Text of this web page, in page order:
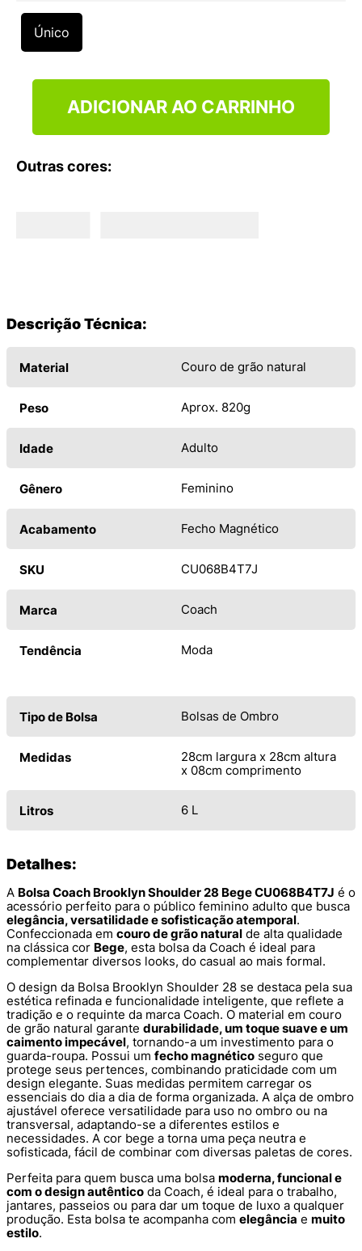
Único
ADICIONAR AO CARRINHO
Outras cores:
Descrição Técnica:
Material Couro de grão natural
Peso Aprox. 820g
Idade Adulto
Gênero Feminino
Acabamento Fecho Magnético
SKU CU068B4T7J
Marca Coach
Tendência Moda
Tipo de Bolsa Bolsas de Ombro
Medidas
28cm largura x 28cm altura
x 08cm comprimento
Litros 6 L
Detalhes:
A Bolsa Coach Brooklyn Shoulder 28 Bege CU068B4T7J é o
acessório perfeito para o público feminino adulto que busca
elegância, versatilidade e sofisticação atemporal.
Confeccionada em couro de grão natural de alta qualidade
na clássica cor Bege, esta bolsa da Coach é ideal para
complementar diversos looks, do casual ao mais formal.
O design da Bolsa Brooklyn Shoulder 28 se destaca pela sua
estética refinada e funcionalidade inteligente, que reflete a
tradição e o requinte da marca Coach. O material em couro
de grão natural garante durabilidade, um toque suave e um
caimento impecável, tornando-a um investimento para o
guarda-roupa. Possui um fecho magnético seguro que
protege seus pertences, combinando praticidade com um
design elegante. Suas medidas permitem carregar os
essenciais do dia a dia de forma organizada. A alça de ombro
ajustável oferece versatilidade para uso no ombro ou na
transversal, adaptando-se a diferentes estilos e
necessidades. A cor bege a torna uma peça neutra e
sofisticada, fácil de combinar com diversas paletas de cores.
Perfeita para quem busca uma bolsa moderna, funcional e
com o design autêntico da Coach, é ideal para o trabalho,
jantares, passeios ou para dar um toque de luxo a qualquer
produção. Esta bolsa te acompanha com elegância e muito
estilo.
10º NEW 530